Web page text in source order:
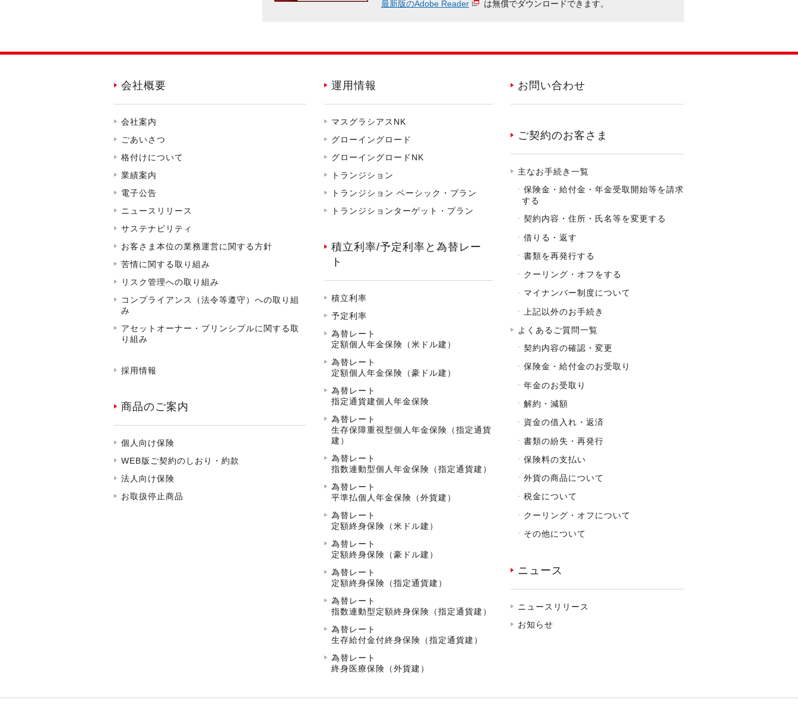
最新版のAdobe Reader
は無償でダウンロードできます。
会社概要
会社案内
ごあいさつ
格付けについて
業績案内
電子公告
ニュースリリース
サステナビリティ
お客さま本位の業務運営に関する方針
苦情に関する取り組み
リスク管理への取り組み
コンプライアンス（法令等遵守）への取り組
み
アセットオーナー・プリンシプルに関する取
り組み
採用情報
商品のご案内
個人向け保険
WEB版ご契約のしおり・約款
法人向け保険
お取扱停止商品
運用情報
マスグラシアスNK
グローイングロード
グローイングロードNK
トランジション
トランジション ベーシック・プラン
トランジションターゲット・プラン
積立利率/予定利率と為替レー
ト
積立利率
予定利率
為替レート
定額個人年金保険（米ドル建）
為替レート
定額個人年金保険（豪ドル建）
為替レート
指定通貨建個人年金保険
為替レート
生存保障重視型個人年金保険（指定通貨
建）
為替レート
指数連動型個人年金保険（指定通貨建）
為替レート
平準払個人年金保険（外貨建）
為替レート
定額終身保険（米ドル建）
為替レート
定額終身保険（豪ドル建）
為替レート
定額終身保険（指定通貨建）
為替レート
指数連動型定額終身保険（指定通貨建）
為替レート
生存給付金付終身保険（指定通貨建）
為替レート
終身医療保険（外貨建）
お問い合わせ
ご契約のお客さま
主なお手続き一覧
保険金・給付金・年金受取開始等を請求
する
契約内容・住所・氏名等を変更する
借りる・返す
書類を再発行する
クーリング・オフをする
マイナンバー制度について
上記以外のお手続き
よくあるご質問一覧
契約内容の確認・変更
保険金・給付金のお受取り
年金のお受取り
解約・減額
資金の借入れ・返済
書類の紛失・再発行
保険料の支払い
外貨の商品について
税金について
クーリング・オフについて
その他について
ニュース
ニュースリリース
お知らせ